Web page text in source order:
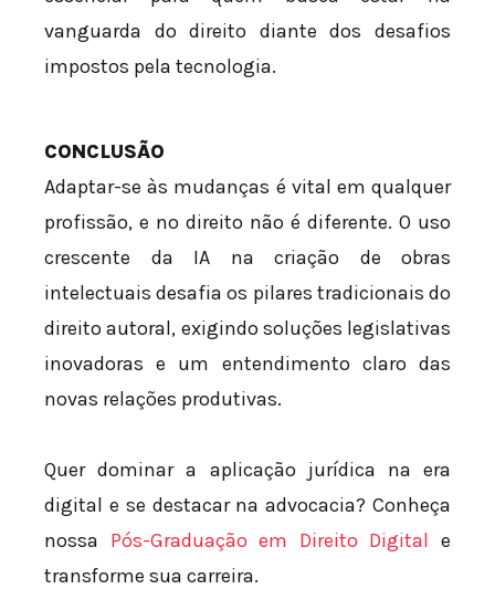
vanguarda do direito diante dos desafios
impostos pela tecnologia.
CONCLUSÃO
Adaptar-se às mudanças é vital em qualquer
profissão, e no direito não é diferente. O uso
crescente da IA na criação de obras
intelectuais desafia os pilares tradicionais do
direito autoral, exigindo soluções legislativas
inovadoras e um entendimento claro das
novas relações produtivas.
Quer dominar a aplicação jurídica na era
digital e se destacar na advocacia? Conheça
nossa Pós-Graduação em Direito Digital e
transforme sua carreira.